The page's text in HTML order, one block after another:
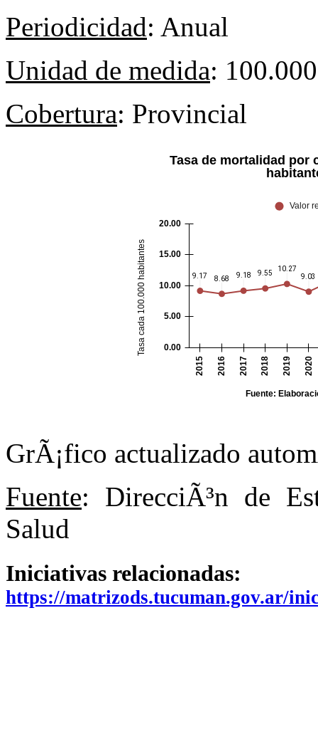
Periodicidad: Anual
Unidad de medida:
Cobertura: Provincial
GrÃ¡fico actualizado
Fuente: DirecciÃ³n de
Salud
Iniciativas relacionadas:
https://matrizods.tucuman.gov.ar/